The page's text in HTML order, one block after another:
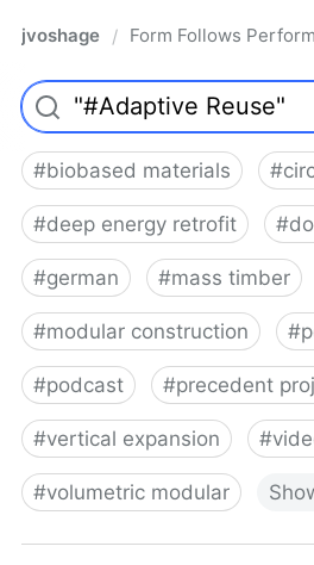
jvoshage / Form Follows
#biobased materials #
#deep energy retrofit #
#german #mass timber
#modular construction #
#podcast #precedent
#vertical expansion #
#volumetric modular